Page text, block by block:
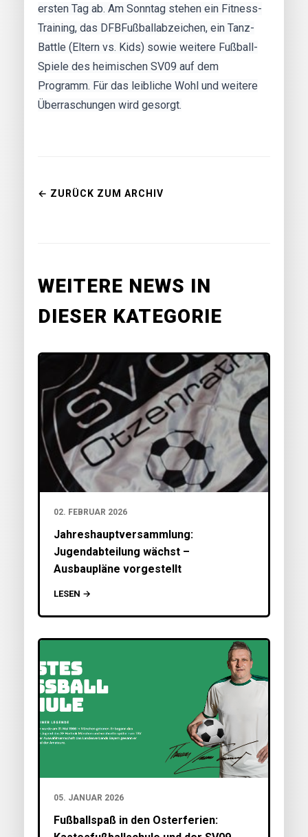
ersten Tag ab. Am Sonntag stehen ein Fitness-
Training, das DFBFußballabzeichen, ein Tanz-
Battle (Eltern vs. Kids) sowie weitere Fußball-
Spiele des heimischen SV09 auf dem
Programm. Für das leibliche Wohl und weitere
Überraschungen wird gesorgt.
← ZURÜCK ZUM ARCHIV
WEITERE NEWS IN
DIESER KATEGORIE
02. FEBRUAR 2026
Jahreshauptversammlung:
Jugendabteilung wächst –
Ausbaupläne vorgestellt
LESEN →
05. JANUAR 2026
Fußballspaß in den Osterferien: